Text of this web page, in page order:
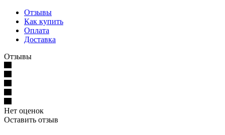
Отзывы
Как купить
Оплата
Доставка
Отзывы
Нет оценок
Оставить отзыв